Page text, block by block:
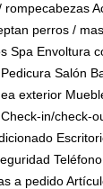
perros /
Spa Envoltura
Salón
exterior
in/check-
a pedido